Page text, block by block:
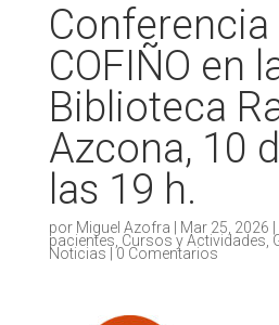
Conferencia
COFIÑO en
Biblioteca
Azcona, 10
las 19 h.
por Miguel Azofra Mar 25, 2026
pacientes Cursos y Actividades
Noticias |0 Comentarios